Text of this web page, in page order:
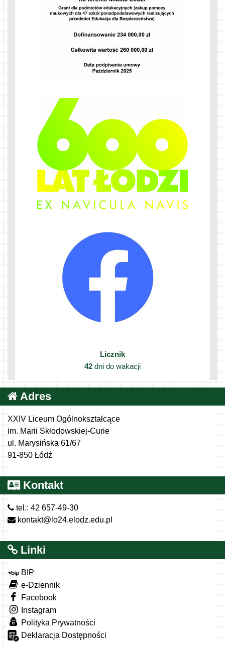
Licznik
42 dni do wakacji
Adres
XXIV Liceum Ogólnokształcące
im. Marii Skłodowskiej-Curie
ul. Marysińska 61/67
91-850 Łódź
Kontakt
tel.: 42 657-49-30
kontakt@lo24.elodz.edu.pl
Linki
BIP
e-Dziennik
Facebook
Instagram
Polityka Prywatności
Deklaracja Dostępności